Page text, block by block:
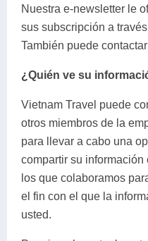
Nuestra e-newsletter le
sus subscripción a
También puede
¿Quién ve su
Vietnam Travel puede
otros miembros de la
para llevar a cabo una
compartir su información
los que colaboramos
el fin con el que la
usted.